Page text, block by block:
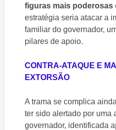
figuras mais poderosas
estratégia seria atacar a
familiar do governador,
pilares de apoio.
CONTRA-ATAQUE E
EXTORSÃO
A trama se complica
ter sido alertado por uma
governador, identificada